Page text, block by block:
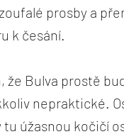
prosby a
k česání.
Bulva prostě
nepraktické.
úžasnou kočičí